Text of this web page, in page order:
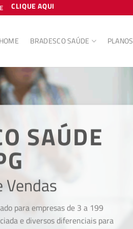
CLIQUE AQUI
HOME BRADESCO SAÚDE PLANOS
SAÚDE
Vendas
para empresas de 3 a 199
e diversos diferenciais para